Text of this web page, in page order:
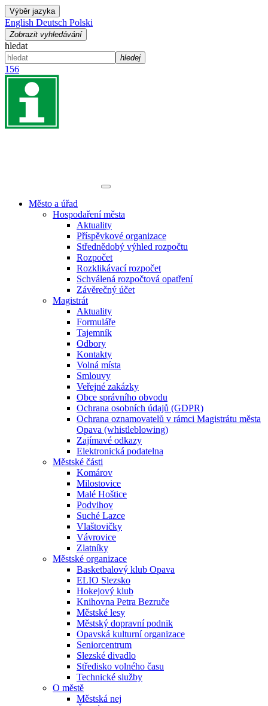
Výběr jazyka
English Deutsch Polski
Zobrazit vyhledávání
hledat
hledej
156
Město a úřad
Hospodaření města
Aktuality
Příspěvkové organizace
Střednědobý výhled rozpočtu
Rozpočet
Rozklikávací rozpočet
Schválená rozpočtová opatření
Závěrečný účet
Magistrát
Aktuality
Formuláře
Tajemník
Odbory
Kontakty
Volná místa
Smlouvy
Veřejné zakázky
Obce správního obvodu
Ochrana osobních údajů (GDPR)
Ochrana oznamovatelů v rámci Magistrátu města
Opava (whistleblowing)
Zajímavé odkazy
Elektronická podatelna
Městské části
Komárov
Milostovice
Malé Hoštice
Podvihov
Suché Lazce
Vlaštovičky
Vávrovice
Zlatníky
Městské organizace
Basketbalový klub Opava
ELIO Slezsko
Hokejový klub
Knihovna Petra Bezruče
Městské lesy
Městský dopravní podnik
Opavská kulturní organizace
Seniorcentrum
Slezské divadlo
Středisko volného času
Technické služby
O městě
Městská nej